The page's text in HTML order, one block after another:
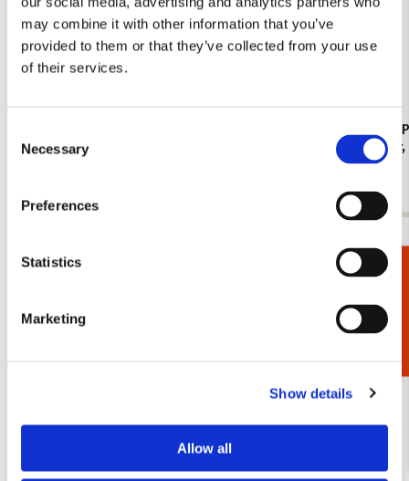
may combine it with other information that you’ve
provided to them or that they’ve collected from your use
of their services.
Selection
Necessary
Preferences
Statistics
Marketing
Show details
Allow all
Theater? Charlotte Salomon, JHM
Jan
aan
verlanglijst
Cadeaukiezer